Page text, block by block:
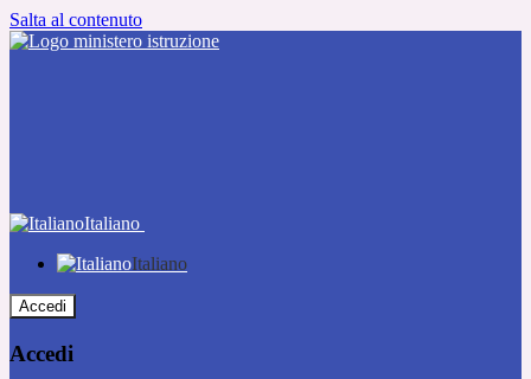
Salta al contenuto
Italiano
Italiano
Accedi
Accedi